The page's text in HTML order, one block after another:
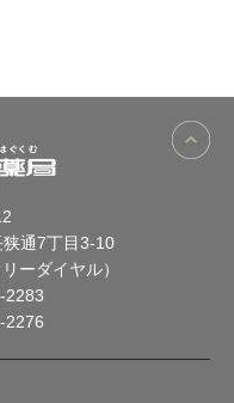
通7丁目3-10
ーダイヤル）
2283
2276